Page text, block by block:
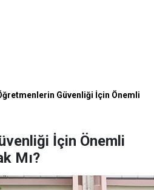
Güvenliği İçin Önemli
İçin Önemli
Mı?